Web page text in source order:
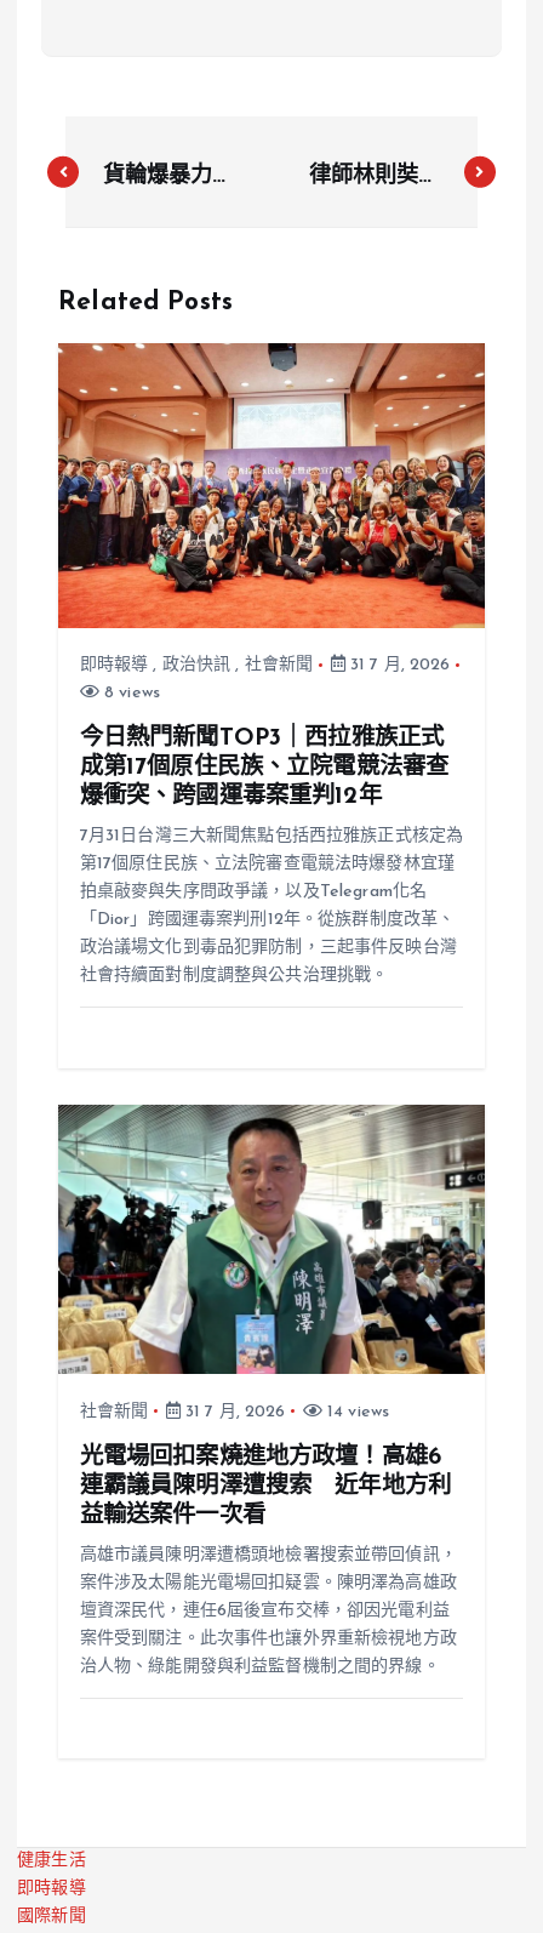
貨輪爆暴力事
盪 長榮海運
律師林則奘、
Related Posts
即時報導 , 政治快訊 , 社會新聞
31 7 月, 2026
8 views
今日熱門新聞TOP3｜西拉雅族正式
成第17個原住民族、立院電競法審查
爆衝突、跨國運毒案重判12年
7月31日台灣三大新聞焦點包括西拉雅族正式核定為
第17個原住民族、立法院審查電競法時爆發林宜瑾
拍桌敲麥與失序問政爭議，以及Telegram化名
「Dior」跨國運毒案判刑12年。從族群制度改革、
政治議場文化到毒品犯罪防制，三起事件反映台灣
社會持續面對制度調整與公共治理挑戰。
社會新聞 31 7 月, 2026 14 views
光電場回扣案燒進地方政壇！高雄6
連霸議員陳明澤遭搜索 近年地方利
益輸送案件一次看
高雄市議員陳明澤遭橋頭地檢署搜索並帶回偵訊，
案件涉及太陽能光電場回扣疑雲。陳明澤為高雄政
壇資深民代，連任6屆後宣布交棒，卻因光電利益
案件受到關注。此次事件也讓外界重新檢視地方政
治人物、綠能開發與利益監督機制之間的界線。
健康生活
即時報導
國際新聞